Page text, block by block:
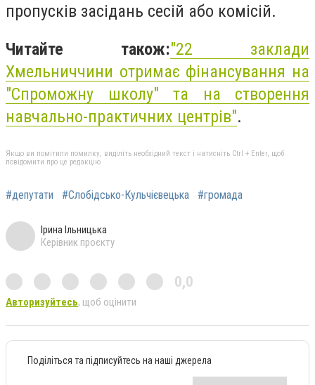
пропусків засідань сесій або комісій.
Читайте також:"22 заклади
Хмельниччини отримає фінансування на
"Спроможну школу" та на створення
навчально-практичних центрів".
Якщо ви помітили помилку, виділіть необхідний текст і натисніть Ctrl + Enter, щоб
повідомити про це редакцію
#депутати #Слобідсько-Кульчієвецька #громада
Ірина Ільницька
Керівник проєкту
0,0
Авторизуйтесь, щоб оцінити
Поділіться та підписуйтесь на наші джерела